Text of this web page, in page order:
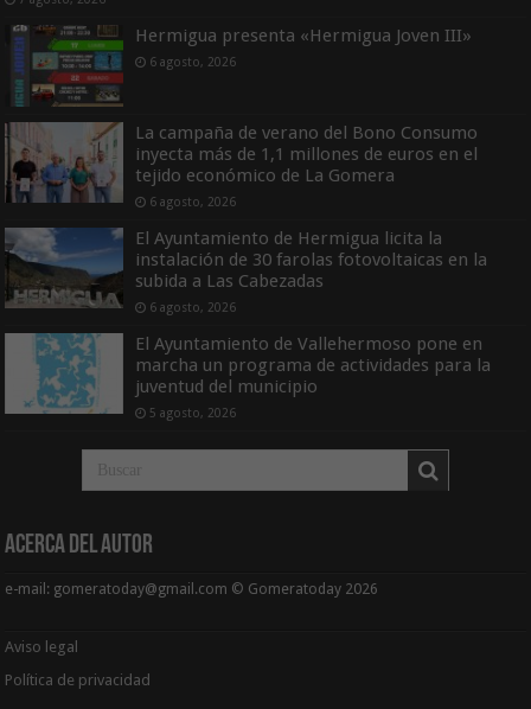
Hermigua presenta «Hermigua Joven III»
6 agosto, 2026
La campaña de verano del Bono Consumo
inyecta más de 1,1 millones de euros en el
tejido económico de La Gomera
6 agosto, 2026
El Ayuntamiento de Hermigua licita la
instalación de 30 farolas fotovoltaicas en la
subida a Las Cabezadas
6 agosto, 2026
El Ayuntamiento de Vallehermoso pone en
marcha un programa de actividades para la
juventud del municipio
5 agosto, 2026
Acerca del Autor
e-mail: gomeratoday@gmail.com © Gomeratoday 2026
Aviso legal
Política de privacidad